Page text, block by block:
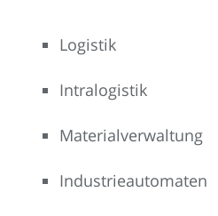
Logistik
Intralogistik
Materialverwaltung
Industrieautomaten